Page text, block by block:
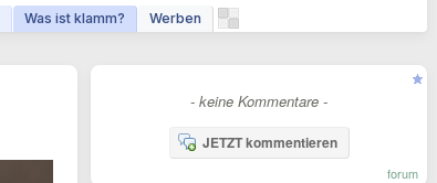
Was ist klamm? Werben
- keine Kommentare -
JETZT kommentieren
forum